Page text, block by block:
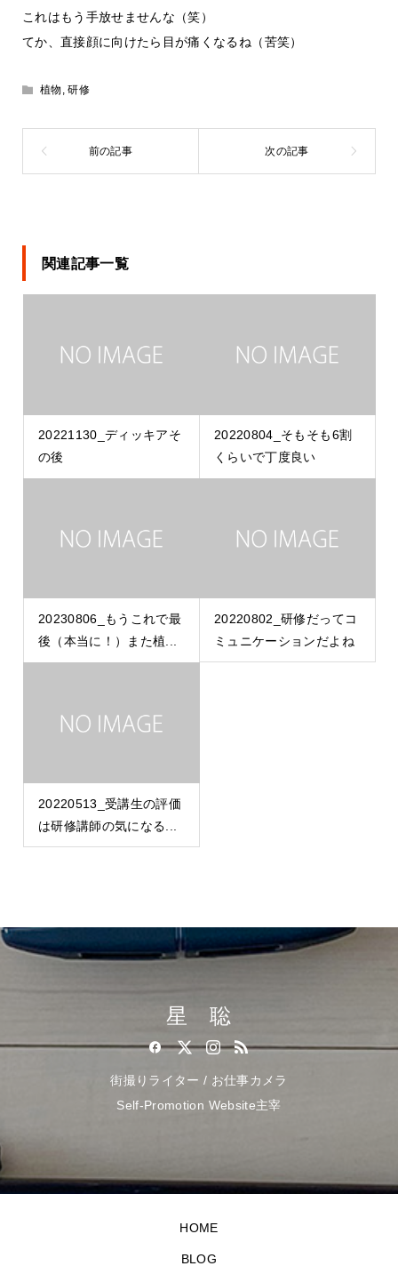
これはもう手放せませんな（笑）
てか、直接顔に向けたら目が痛くなるね（苦笑）
植物 ,研修
関連記事一覧
20221130_ディッキアそ
の後
20220804_そもそも6割
くらいで丁度良い
20230806_もうこれで最
後（本当に！）また植...
20220802_研修だってコ
ミュニケーションだよね
20220513_受講生の評価
は研修講師の気になる...
星 聡
街撮りライター / お仕事カメラ
Self-Promotion Website主宰
HOME
BLOG